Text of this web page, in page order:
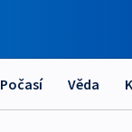
Počasí Věda